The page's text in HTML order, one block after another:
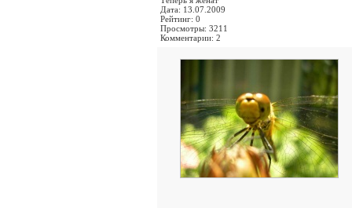
Дата: 13.07.2009
Рейтинг: 0
Просмотры: 3211
Комментарии: 2